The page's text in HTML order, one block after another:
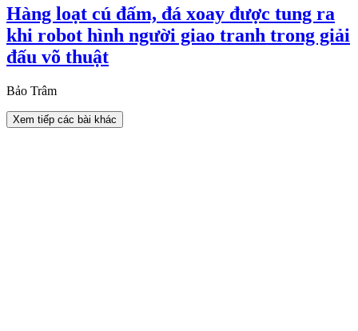
Hàng loạt cú đấm, đá xoay được tung ra
khi robot hình người giao tranh trong giải
đấu võ thuật
Bảo Trâm
Xem tiếp các bài khác